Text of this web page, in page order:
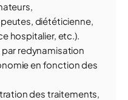
diététicienne,
hospitalier, etc.).
redynamisation
en fonction des
des traitements,